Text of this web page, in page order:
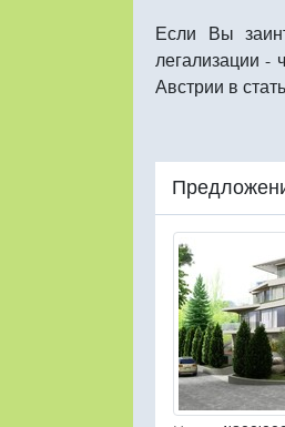
Если Вы
легализации -
Австрии в